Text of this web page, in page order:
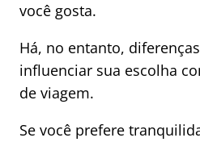
você gosta.
Há, no entanto,
influenciar sua escolha
de viagem.
Se você prefere